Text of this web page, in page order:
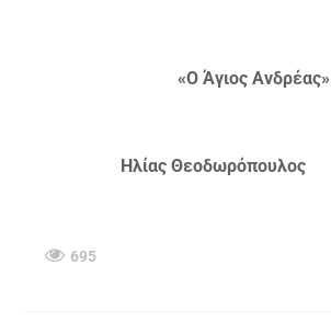
«Ο Άγιος Ανδρέας»
Ηλίας Θεοδωρόπουλος
695